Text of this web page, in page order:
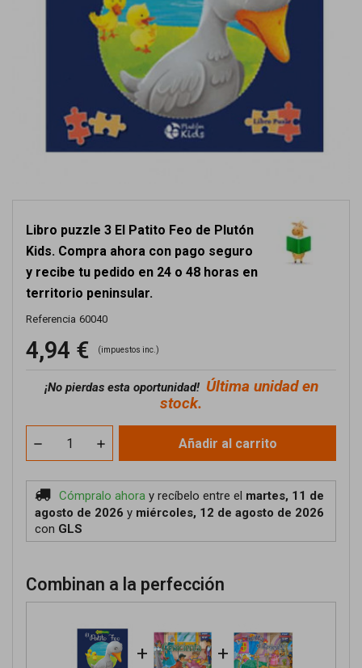
Libro puzzle 3 El Patito Feo de Plutón
Kids. Compra ahora con pago seguro
y recibe tu pedido en 24 o 48 horas en
territorio peninsular.
Referencia 60040
4,94 € (impuestos inc.)
¡No pierdas esta oportunidad! Última unidad en
stock.
Añadir al carrito
Cómpralo ahora y recíbelo entre el martes, 11 de
agosto de 2026 y miércoles, 12 de agosto de 2026
con GLS
Combinan a la perfección
+ +